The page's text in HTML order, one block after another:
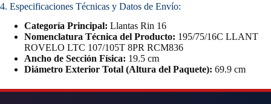
4. Especificaciones Técnicas y Datos de Envío:
Categoría Principal: Llantas Rin 16
Nomenclatura Técnica del Producto: 195/75/16C LLANT
ROVELO LTC 107/105T 8PR RCM836
Ancho de Sección Física: 19.5 cm
Diámetro Exterior Total (Altura del Paquete): 69.9 cm